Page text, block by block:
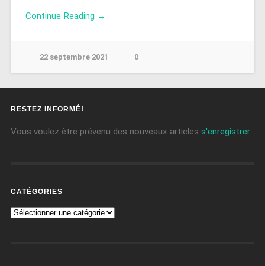
Continue Reading →
22 septembre 2021 0
RESTEZ INFORMÉ!
Vous voulez être prévenu des nouveaux articles s'enregistrer
CATÉGORIES